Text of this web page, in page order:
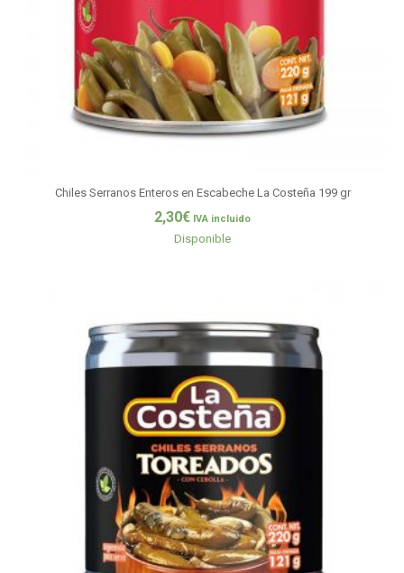
Chiles Serranos Enteros en Escabeche La Costeña 199 gr
2,30€ IVA incluido
Disponible